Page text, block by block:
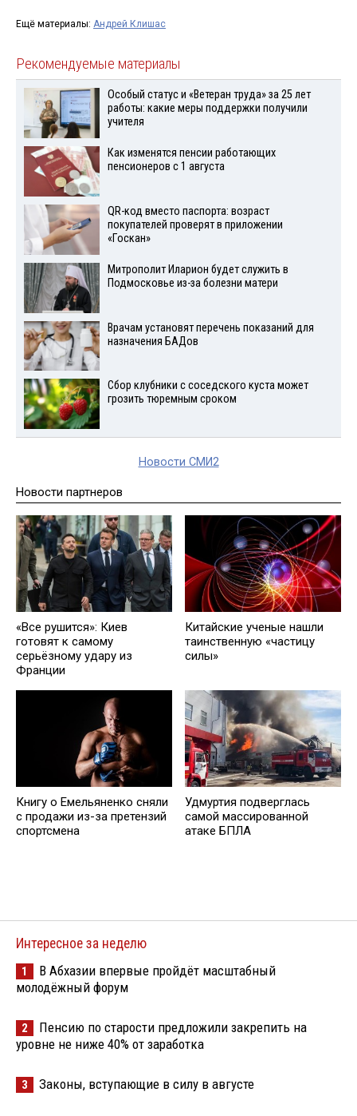
Ещё материалы: Андрей Клишас
Рекомендуемые материалы
Особый статус и «Ветеран труда» за 25 лет
работы: какие меры поддержки получили
учителя
Как изменятся пенсии работающих
пенсионеров с 1 августа
QR-код вместо паспорта: возраст
покупателей проверят в приложении
«Госкан»
Митрополит Иларион будет служить в
Подмосковье из-за болезни матери
Врачам установят перечень показаний для
назначения БАДов
Сбор клубники с соседского куста может
грозить тюремным сроком
Новости СМИ2
Новости партнеров
«Все рушится»: Киев
готовят к самому
серьёзному удару из
Франции
Китайские ученые нашли
таинственную «частицу
силы»
Книгу о Емельяненко сняли
с продажи из-за претензий
спортсмена
Удмуртия подверглась
самой массированной
атаке БПЛА
Интересное за неделю
1
В Абхазии впервые пройдёт масштабный
молодёжный форум
2
Пенсию по старости предложили закрепить на
уровне не ниже 40% от заработка
3 Законы, вступающие в силу в августе